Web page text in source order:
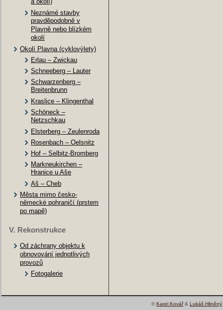
Neznámé stavby
pravděpodobně v
Plavně nebo blízkém
okolí
Okolí Plavna (cyklovýlety)
Erlau – Zwickau
Schneeberg – Lauter
Schwarzenberg –
Breitenbrunn
Kraslice – Klingenthal
Schöneck –
Netzschkau
Elsterberg – Zeulenroda
Rosenbach – Oelsnitz
Hof – Selbitz-Bromberg
Markneukirchen –
Hranice u Aše
Aš – Cheb
Města mimo česko-
německé pohraničí (prstem
po mapě)
V. Rekonstrukce
Od záchrany objektu k
obnovování jednotlivých
provozů
Fotogalerie
©Karel Kovář& Lukáš Hliněný